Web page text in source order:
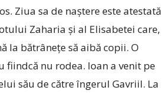
Ziua sa de naștere este atestată
Zaharia și al Elisabetei care,
la bătrânețe să aibă copii. O
fiindcă nu rodea. Ioan a venit pe
său de către îngerul Gavriil. La